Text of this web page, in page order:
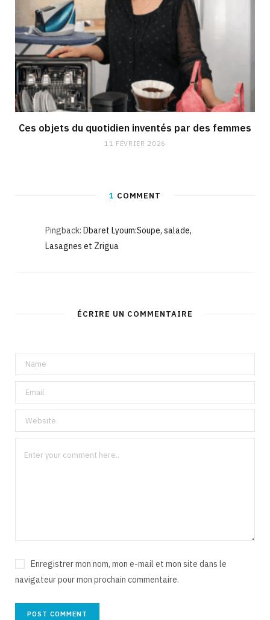
Ces objets du quotidien inventés par des femmes
11 FÉVRIER 2026
1 COMMENT
Pingback: Dbaret Lyoum:Soupe, salade,
Lasagnes et Zrigua
ÉCRIRE UN COMMENTAIRE
Enregistrer mon nom, mon e-mail et mon site dans le
navigateur pour mon prochain commentaire.